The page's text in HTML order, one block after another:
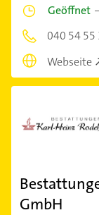
Geöffnet
040 54 55
Webseite
GmbH